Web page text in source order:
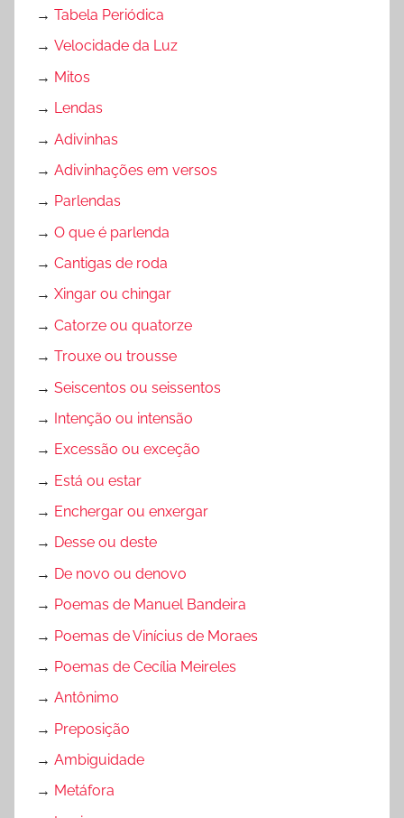
→ Tabela Periódica
→ Velocidade da Luz
→ Mitos
→ Lendas
→ Adivinhas
→ Adivinhações em versos
→ Parlendas
→ O que é parlenda
→ Cantigas de roda
→ Xingar ou chingar
→ Catorze ou quatorze
→ Trouxe ou trousse
→ Seiscentos ou seissentos
→ Intenção ou intensão
→ Excessão ou exceção
→ Está ou estar
→ Enchergar ou enxergar
→ Desse ou deste
→ De novo ou denovo
→ Poemas de Manuel Bandeira
→ Poemas de Vinícius de Moraes
→ Poemas de Cecília Meireles
→ Antônimo
→ Preposição
→ Ambiguidade
→ Metáfora